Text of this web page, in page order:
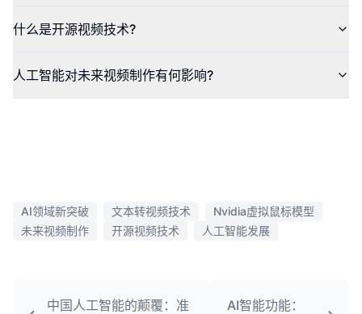
什么是开源视频技术?
人工智能对未来视频制作有何影响?
AI领域新突破 文本转视频技术
Nvidia虚拟鼠标模型
未来视频制作
开源视频技术 人工智能发展
中国人工智能的颠覆：准
AI智能功能：